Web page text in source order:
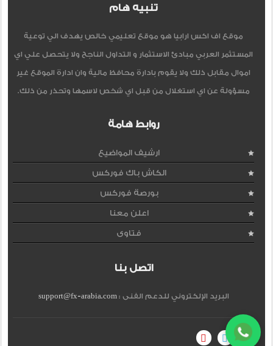
تنبيه هام
موقع اف اكس ارابيا هو موقع تعليمي خالص يهدف الي توعية
المستثمر العربي مبادئ الاستثمار و التداول الناجح ولا يتحصل علي اي
اموال مقابل ذلك ولا يقوم بادارة محافظ مالية وان ادارة الموقع غير
مسؤولة عن اي استغلال من قبل اي شخص لاسمها وتحذر من ذلك.
روابط هامة
ارشيف المواضيع
الكاش باك فوركس
بورصة فوركس
اعلن معنا
فتاوى
اتصل بنا
البريد الإلكتروني للدعم الفنى :support@fx-arabia.com